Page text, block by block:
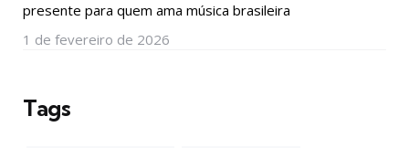
presente para quem ama música brasileira
1 de fevereiro de 2026
Tags